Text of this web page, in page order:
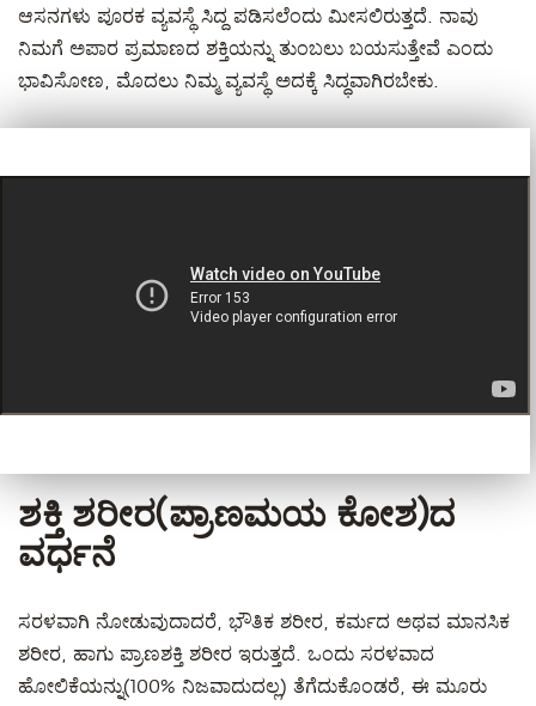
ಆಸನಗಳು ಪೂರಕ ವ್ಯವಸ್ಥೆ ಸಿದ್ದ ಪಡಿಸಲೆಂದು ಮೀಸಲಿರುತ್ತದೆ. ನಾವು
ನಿಮಗೆ ಅಪಾರ ಪ್ರಮಾಣದ ಶಕ್ತಿಯನ್ನು ತುಂಬಲು ಬಯಸುತ್ತೇವೆ ಎಂದು
ಭಾವಿಸೋಣ, ಮೊದಲು ನಿಮ್ಮ ವ್ಯವಸ್ಥೆ ಅದಕ್ಕೆ ಸಿದ್ಧವಾಗಿರಬೇಕು.
ಶಕ್ತಿ ಶರೀರ(ಪ್ರಾಣಮಯ ಕೋಶ)ದ
ವರ್ಧನೆ
ಸರಳವಾಗಿ ನೋಡುವುದಾದರೆ, ಭೌತಿಕ ಶರೀರ, ಕರ್ಮದ ಅಥವ ಮಾನಸಿಕ
ಶರೀರ, ಹಾಗು ಪ್ರಾಣಶಕ್ತಿ ಶರೀರ ಇರುತ್ತದೆ. ಒಂದು ಸರಳವಾದ
ಹೋಲಿಕೆಯನ್ನು(100% ನಿಜವಾದುದಲ್ಲ) ತೆಗೆದುಕೊಂಡರೆ, ಈ ಮೂರು